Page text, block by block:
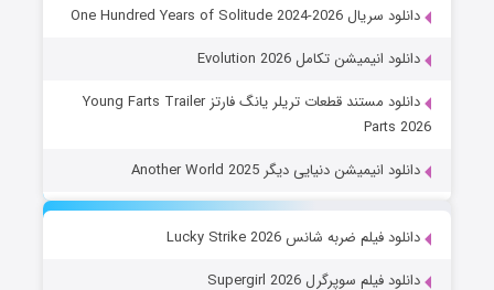
دانلود سریال One Hundred Years of Solitude 2024-2026
دانلود انیمیشن تکامل Evolution 2026
دانلود مستند قطعات تریلر یانگ فارتز Young Farts Trailer
Parts 2026
دانلود انیمیشن دنیایی دیگر Another World 2025
دانلود فیلم ضربه شانس Lucky Strike 2026
دانلود فیلم سوپرگرل Supergirl 2026